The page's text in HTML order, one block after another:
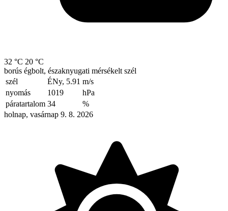
32 °C 20 °C
borús égbolt, északnyugati mérsékelt szél
szél
ÉNy, 5.91 m/s
nyomás
1019
hPa
páratartalom 34
%
holnap, vasárnap 9. 8. 2026